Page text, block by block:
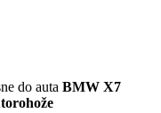
do auta BMW X7